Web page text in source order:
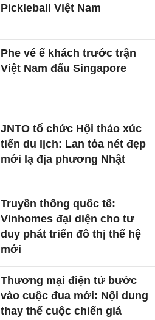
Pickleball Việt Nam
Phe vé ế khách trước trận
Việt Nam đấu Singapore
JNTO tổ chức Hội thảo xúc
tiến du lịch: Lan tỏa nét đẹp
mới lạ địa phương Nhật
Truyền thông quốc tế:
Vinhomes đại diện cho tư
duy phát triển đô thị thế hệ
mới
Thương mại điện tử bước
vào cuộc đua mới: Nội dung
thay thế cuộc chiến giá